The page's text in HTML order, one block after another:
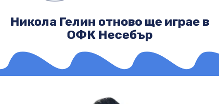
Никола Гелин отново ще играе в
ОФК Несебър